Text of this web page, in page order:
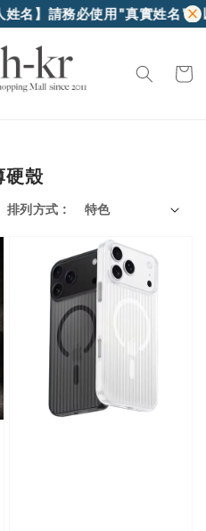
請務必使用"真實姓名"，以便
硬殼
排列方式 :